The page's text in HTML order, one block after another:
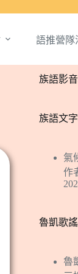
語推營隊
族語影
族語文
氣
作
魯凱歌謠
魯